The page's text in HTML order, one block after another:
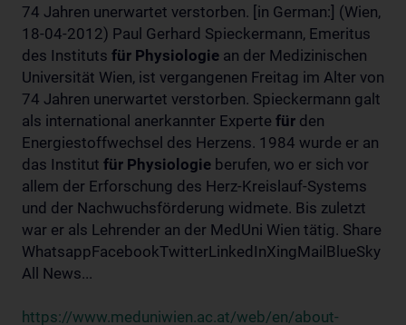
74 Jahren unerwartet verstorben. [in German:] (Wien,
18-04-2012) Paul Gerhard Spieckermann, Emeritus
des Instituts für Physiologie an der Medizinischen
Universität Wien, ist vergangenen Freitag im Alter von
74 Jahren unerwartet verstorben. Spieckermann galt
als international anerkannter Experte für den
Energiestoffwechsel des Herzens. 1984 wurde er an
das Institut für Physiologie berufen, wo er sich vor
allem der Erforschung des Herz-Kreislauf-Systems
und der Nachwuchsförderung widmete. Bis zuletzt
war er als Lehrender an der MedUni Wien tätig. Share
WhatsappFacebookTwitterLinkedInXingMailBlueSky
All News...
https://www.meduniwien.ac.at/web/en/about-